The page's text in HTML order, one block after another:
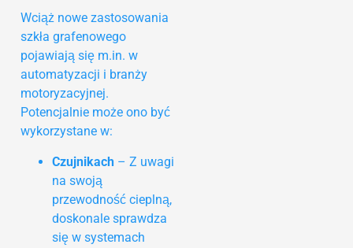
Wciąż nowe zastosowania
szkła grafenowego
pojawiają się m.in. w
automatyzacji i branży
motoryzacyjnej.
Potencjalnie może ono być
wykorzystane w:
Czujnikach – Z uwagi
na swoją
przewodność cieplną,
doskonale sprawdza
się w systemach